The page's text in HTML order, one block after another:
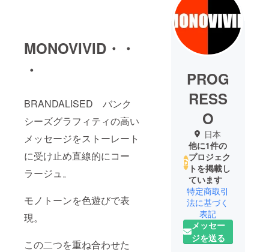
MONOVIVID・・
・
BRANDALISED バンク
シーズグラフィティの高い
メッセージをストーレート
に受け止め直線的にコー
ラージュ。
モノトーンを色遊びで表
現。
この二つを重ね合わせた
PROG
RESS
O
日本
他に1件の
プロジェク
トを掲載し
ています
特定商取引
法に基づく
表記
メッセー
ジを送る